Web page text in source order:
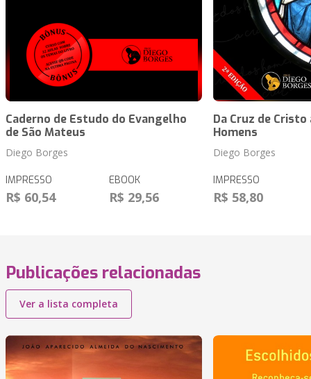
Caderno de Estudo do Evangelho
de São Mateus
Diego Borges
IMPRESSO
R$ 60,54
EBOOK
R$ 29,56
Da Cruz de Cristo
Homens
Diego Borges
IMPRESSO
R$ 58,80
Publicações relacionadas
Ver a lista completa